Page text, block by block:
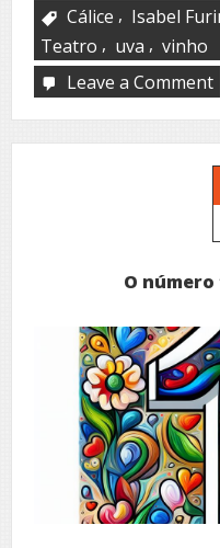
Cálice , Isabel
Teatro , uva , vinho
Leave a Comment
O